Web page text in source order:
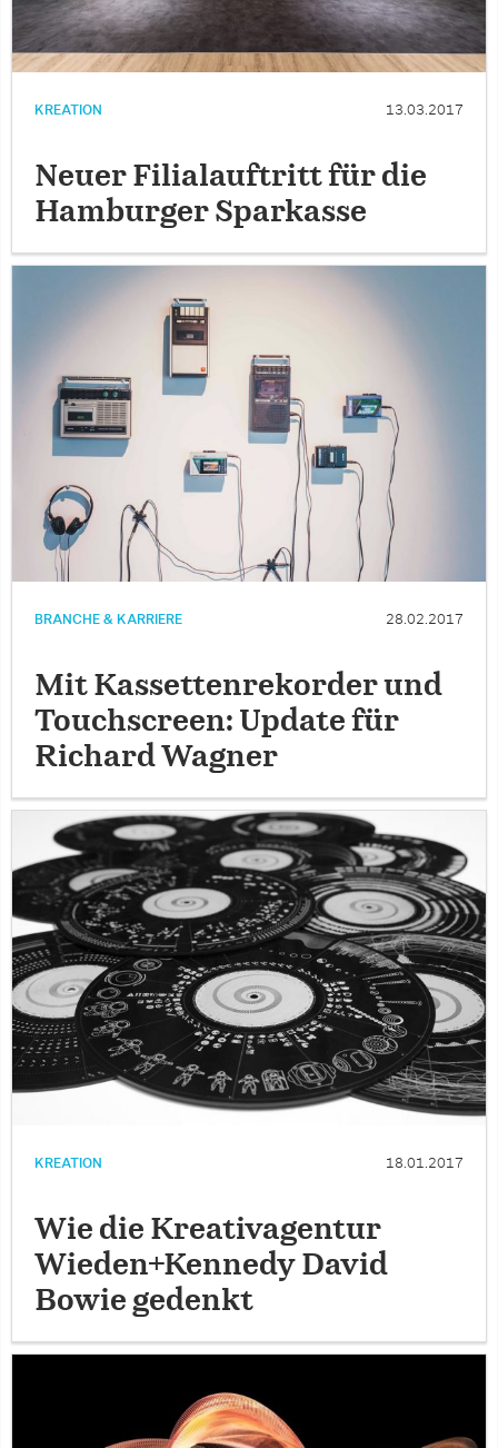
KREATION 13.03.2017
Neuer Filialauftritt für die
Hamburger Sparkasse
BRANCHE & KARRIERE 28.02.2017
Mit Kassettenrekorder und
Touchscreen: Update für
Richard Wagner
KREATION 18.01.2017
Wie die Kreativagentur
Wieden+Kennedy David
Bowie gedenkt